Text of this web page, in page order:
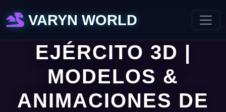
VARYN WORLD
EJÉRCITO 3D |
MODELOS &
ANIMACIONES DE